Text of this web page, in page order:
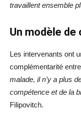
travaillent ensemble
Un modèle
Les intervenants ont
complémentarité
malade, il n’y a plus
compétence et de la
Filipovitch.